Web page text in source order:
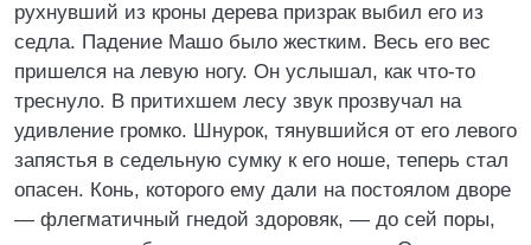
рухнувший из кроны дерева призрак выбил его из
седла. Падение Машо было жестким. Весь его вес
пришелся на левую ногу. Он услышал, как что-то
треснуло. В притихшем лесу звук прозвучал на
удивление громко. Шнурок, тянувшийся от его левого
запястья в седельную сумку к его ноше, теперь стал
опасен. Конь, которого ему дали на постоялом дворе
— флегматичный гнедой здоровяк, — до сей поры,